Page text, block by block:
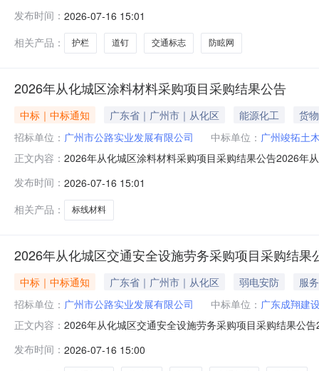
成交金额：￥5532386.78元（税率13%）五、采购方式
发布时间： 2026-07-16 15:01
相关产品：
护栏 道钉 交通标志 防眩网
2026年从化城区涂料材料采购项目采购结果公告
中标｜中标通知 广东省｜广州市｜从化区 能源化工
货物
招标单位： 广州市公路实业发展有限公司 中标单位： 广州竣拓土
正文内容： 2026年从化城区涂料材料采购项目采购结果公告2026年
13%）五、采购方式：比选特此公告。广州市公路实业
发布时间： 2026-07-16 15:01
相关产品：
标线材料
2026年从化城区交通安全设施劳务采购项目采购结果
中标｜中标通知 广东省｜广州市｜从化区 弱电安防
服务
招标单位： 广州市公路实业发展有限公司 中标单位： 广东成翔建
正文内容： 2026年从化城区交通安全设施劳务采购项目采购结果公
栏、防眩网、防眩板等交通安全设施劳务作业四、成交
发布时间： 2026-07-16 15:00